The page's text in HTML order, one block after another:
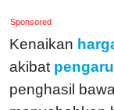
Sponsored
Kenaikan
akibat
penghasil